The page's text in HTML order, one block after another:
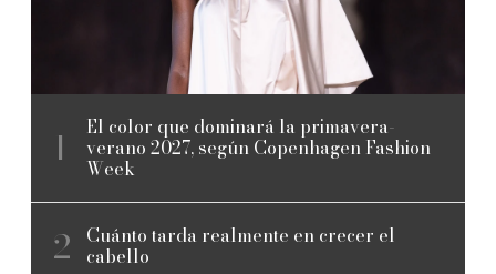
El color que dominará la primavera-
verano 2027, según Copenhagen Fashion
Week
Cuánto tarda realmente en crecer el
cabello